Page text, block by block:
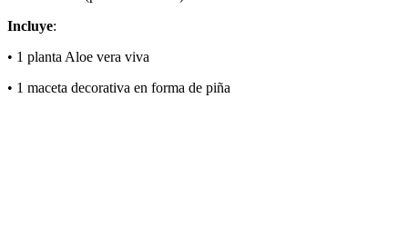
Incluye:
• 1 planta Aloe vera viva
• 1 maceta decorativa en forma de piña